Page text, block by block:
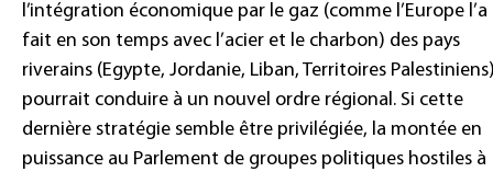
l’intégration économique par le gaz (comme l’Europe l’a
fait en son temps avec l’acier et le charbon) des pays
riverains (Egypte, Jordanie, Liban, Territoires
pourrait conduire à un nouvel ordre régional. Si cette
dernière stratégie semble être privilégiée, la montée en
puissance au Parlement de groupes politiques hostiles à